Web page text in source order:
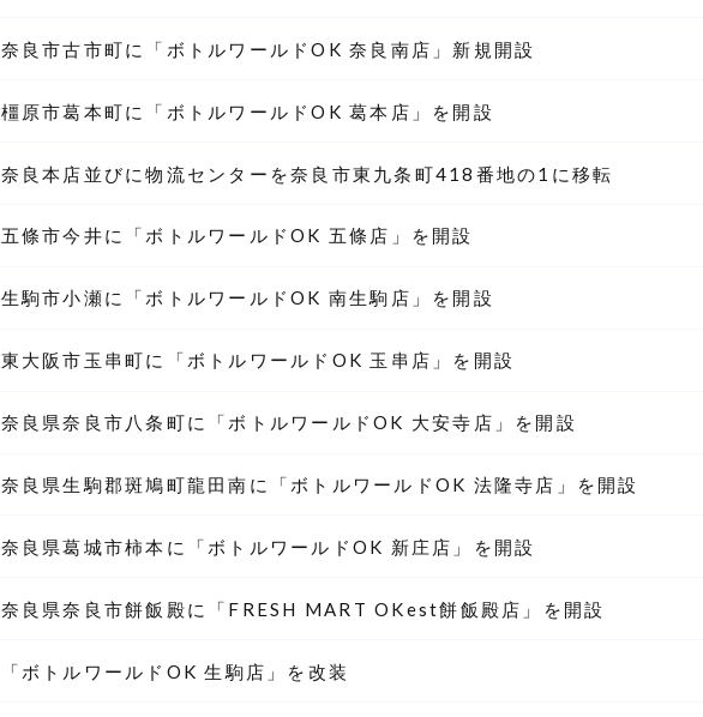
奈良市古市町に「ボトルワールドOK 奈良南店」新規開設
橿原市葛本町に「ボトルワールドOK 葛本店」を開設
奈良本店並びに物流センターを奈良市東九条町418番地の1に移転
五條市今井に「ボトルワールドOK 五條店」を開設
生駒市小瀬に「ボトルワールドOK 南生駒店」を開設
東大阪市玉串町に「ボトルワールドOK 玉串店」を開設
奈良県奈良市八条町に「ボトルワールドOK 大安寺店」を開設
奈良県生駒郡斑鳩町龍田南に「ボトルワールドOK 法隆寺店」を開設
奈良県葛城市柿本に「ボトルワールドOK 新庄店」を開設
奈良県奈良市餅飯殿に「FRESH MART OKest餅飯殿店」を開設
「ボトルワールドOK 生駒店」を改装